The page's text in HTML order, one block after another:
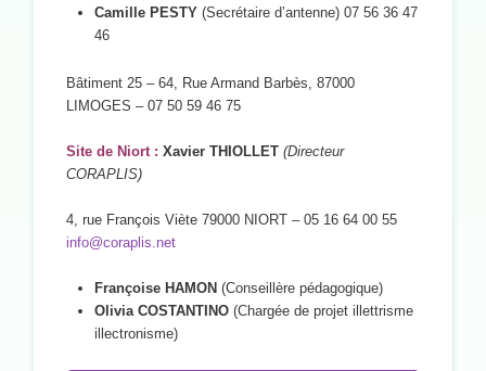
Camille PESTY (Secrétaire d’antenne) 07 56 36 47
46
Bâtiment 25 – 64, Rue Armand Barbès, 87000
LIMOGES – 07 50 59 46 75
Site de Niort : Xavier THIOLLET (Directeur
CORAPLIS)
4, rue François Viète 79000 NIORT – 05 16 64 00 55
info@coraplis.net
Françoise HAMON (Conseillère pédagogique)
Olivia COSTANTINO (Chargée de projet illettrisme
illectronisme)